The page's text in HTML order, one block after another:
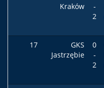
Kraków
-
2
17
GKS
Jastrzębie
0
-
2